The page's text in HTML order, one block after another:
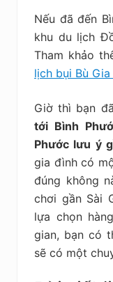
Nếu đã đến
khu du lịch
Tham khảo
lịch bụi Bù
Giờ thì bạn
tới Bình
Phước lưu ý
gia đình có
đúng không
chơi gần Sài
lựa chọn
gian, bạn có
sẽ có một